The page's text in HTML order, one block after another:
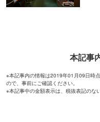
本記事
※本記事内の情報は2019年01月09日時
ので、事前にご確認ください。
※本記事中の金額表示は、税抜表記のな